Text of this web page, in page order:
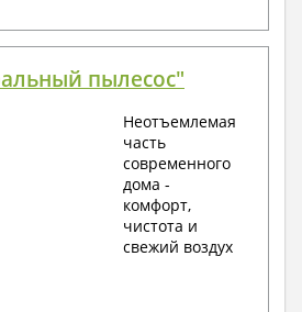
пылесос"
Неотъемлемая
часть
современного
дома -
комфорт,
чистота и
свежий воздух